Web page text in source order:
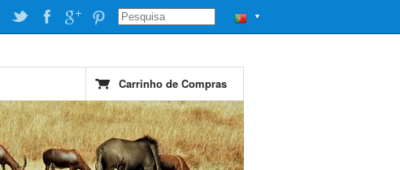
▼
Carrinho de Compras